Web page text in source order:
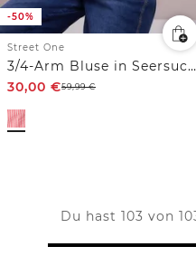
-50%
Street One
3/4-Arm Bluse in Seersuckerqualität
30,00 €59,99€
Du hast 103 von